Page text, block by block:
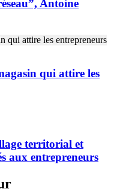
Antoine
qui attire les
territorial et
aux entrepreneurs